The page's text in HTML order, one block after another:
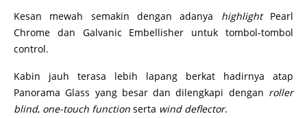
Kesan mewah semakin dengan adanya highlightPearl
Chrome dan Galvanic Embellisher untuk tombol-tombol
control.
Kabin jauh terasa lebih lapang berkat hadirnya atap
Panorama Glass yang besar dan dilengkapi dengan roller
blind, one-touch function serta wind deflector.